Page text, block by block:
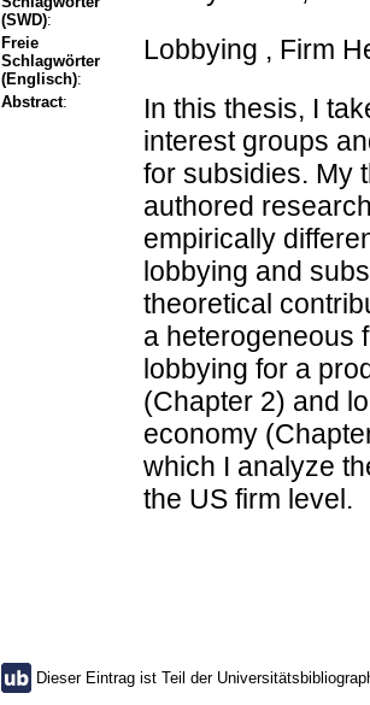
(SWD):
Freie
Schlagwörter
(Englisch):
Lobbying , Firm
Abstract:
In this thesis, I
interest groups
for subsidies. My
authored
empirically
lobbying and
theoretical
a heterogeneous
lobbying for a
(Chapter 2) and
economy
which I analyze
the US firm level.
Dieser Eintrag ist Teil der